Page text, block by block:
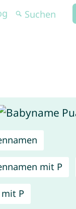
mit P
P